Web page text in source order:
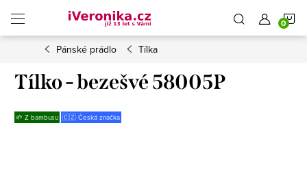
obsah
Pánské prádlo Tílka
Tílko - bezešvé 58005P
🌱 Z bambusu 🇨🇿 Česká značka